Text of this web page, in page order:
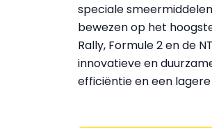
speciale
bewezen op het
Rally, Formule 2 en de
innovatieve en
efficiëntie en een